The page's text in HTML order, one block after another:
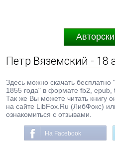
Петр Вяземский - 18
Здесь можно скачать бесплатно
1855 года" в формате fb2, epub,
Так же Вы можете читать книгу
на сайте LibFox.Ru (ЛибФокс)
ознакомиться с отзывами.
На Facebook